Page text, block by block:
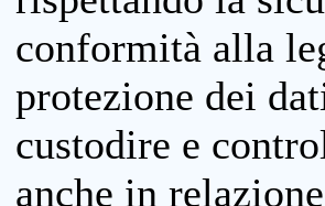
conformità alla
protezione dei
custodire e
anche in